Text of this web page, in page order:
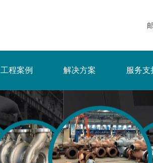
工程案例 解决方案 服务支